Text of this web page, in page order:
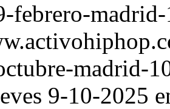
febrero-
madrid-
9-10-2025